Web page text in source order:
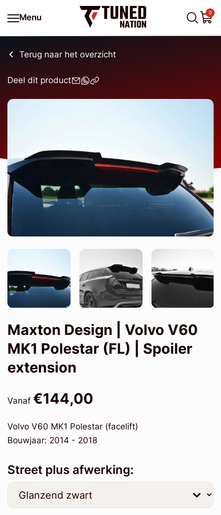
Menu
0
Terug naar het overzicht
Deel dit product
Maxton Design | Volvo V60
MK1 Polestar (FL) | Spoiler
extension
Vanaf €144,00
Volvo V60 MK1 Polestar (facelift)
Bouwjaar: 2014 - 2018
Street plus afwerking: